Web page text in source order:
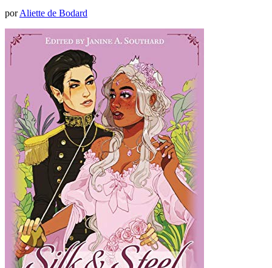
porAliette de Bodard